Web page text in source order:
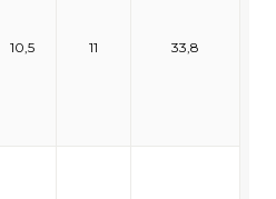
10,5 11 33,8